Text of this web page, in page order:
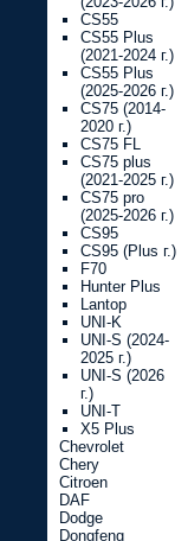
CS55
CS55 Plus
(2021-2024 г.)
CS55 Plus
(2025-2026 г.)
CS75 (2014-
2020 г.)
CS75 FL
CS75 plus
(2021-2025 г.)
CS75 pro
(2025-2026 г.)
CS95
CS95 (Plus г.)
F70
Hunter Plus
Lantop
UNI-K
UNI-S (2024-
2025 г.)
UNI-S (2026
г.)
UNI-T
X5 Plus
Chevrolet
Chery
Citroen
DAF
Dodge
Dongfeng